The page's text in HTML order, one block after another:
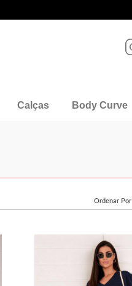
Calças Body Curve
Ordenar Por